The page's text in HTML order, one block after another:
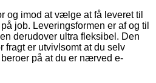
og imod at vælge at få leveret til
job. Leveringsformen er af og til
derudover ultra fleksibel. Den
fragt er utvivlsomt at du selv
på at du er nærved e-